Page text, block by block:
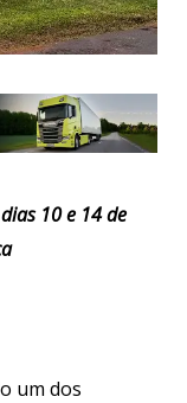
10 e 14 de
um dos